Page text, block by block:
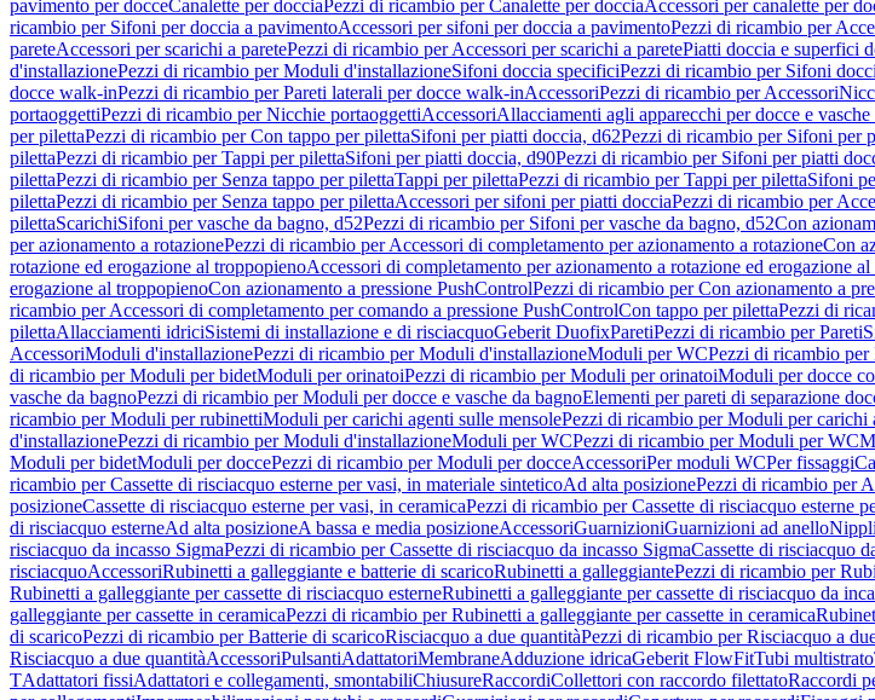
pavimento per docceCanalette per docciaPezzi di ricambio per Canalette per docciaAccessori per canalette per
ricambio per Sifoni per doccia a pavimentoAccessori per sifoni per doccia a pavimentoPezzi di ricambio per
pareteAccessori per scarichi a paretePezzi di ricambio per Accessori per scarichi a paretePiatti doccia e superfici
d'installazionePezzi di ricambio per Moduli d'installazioneSifoni doccia specificiPezzi di ricambio per Sifoni
docce walk-inPezzi di ricambio per Pareti laterali per docce walk-inAccessoriPezzi di ricambio per Accessori
portaoggettiPezzi di ricambio per Nicchie portaoggettiAccessoriAllacciamenti agli apparecchi per docce e vasche
per pilettaPezzi di ricambio per Con tappo per pilettaSifoni per piatti doccia, d62Pezzi di ricambio per Sifoni per
pilettaPezzi di ricambio per Tappi per pilettaSifoni per piatti doccia, d90Pezzi di ricambio per Sifoni per piatti
pilettaPezzi di ricambio per Senza tappo per pilettaTappi per pilettaPezzi di ricambio per Tappi per pilettaSifoni
pilettaPezzi di ricambio per Senza tappo per pilettaAccessori per sifoni per piatti docciaPezzi di ricambio per
pilettaScarichiSifoni per vasche da bagno, d52Pezzi di ricambio per Sifoni per vasche da bagno, d52Con
per azionamento a rotazionePezzi di ricambio per Accessori di completamento per azionamento a rotazioneCon
rotazione ed erogazione al troppopienoAccessori di completamento per azionamento a rotazione ed erogazione
erogazione al troppopienoCon azionamento a pressione PushControlPezzi di ricambio per Con azionamento a
ricambio per Accessori di completamento per comando a pressione PushControlCon tappo per pilettaPezzi di
pilettaAllacciamenti idriciSistemi di installazione e di risciacquoGeberit DuofixParetiPezzi di ricambio per Pareti
AccessoriModuli d'installazionePezzi di ricambio per Moduli d'installazioneModuli per WCPezzi di ricambio
di ricambio per Moduli per bidetModuli per orinatoiPezzi di ricambio per Moduli per orinatoiModuli per docce
vasche da bagnoPezzi di ricambio per Moduli per docce e vasche da bagnoElementi per pareti di separazione
ricambio per Moduli per rubinettiModuli per carichi agenti sulle mensolePezzi di ricambio per Moduli per carichi
d'installazionePezzi di ricambio per Moduli d'installazioneModuli per WCPezzi di ricambio per Moduli per WC
Moduli per bidetModuli per doccePezzi di ricambio per Moduli per docceAccessoriPer moduli WCPer fissaggi
ricambio per Cassette di risciacquo esterne per vasi, in materiale sinteticoAd alta posizionePezzi di ricambio per
posizioneCassette di risciacquo esterne per vasi, in ceramicaPezzi di ricambio per Cassette di risciacquo esterne
di risciacquo esterneAd alta posizioneA bassa e media posizioneAccessoriGuarnizioniGuarnizioni ad anello
risciacquo da incasso SigmaPezzi di ricambio per Cassette di risciacquo da incasso SigmaCassette di risciacquo
risciacquoAccessoriRubinetti a galleggiante e batterie di scaricoRubinetti a galleggiantePezzi di ricambio per
Rubinetti a galleggiante per cassette di risciacquo esterneRubinetti a galleggiante per cassette di risciacquo da
galleggiante per cassette in ceramicaPezzi di ricambio per Rubinetti a galleggiante per cassette in ceramica
di scaricoPezzi di ricambio per Batterie di scaricoRisciacquo a due quantitàPezzi di ricambio per Risciacquo a
Risciacquo a due quantitàAccessoriPulsantiAdattatoriMembraneAdduzione idricaGeberit FlowFitTubi multistrato
TAdattatori fissiAdattatori e collegamenti, smontabiliChiusureRaccordiCollettori con raccordo filettatoRaccordi